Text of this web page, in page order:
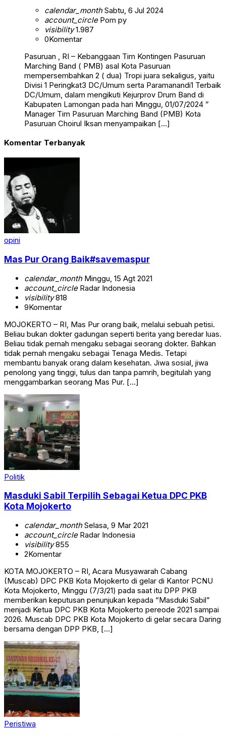
calendar_monthSabtu, 6 Jul 2024
account_circlePom py
visibility1.987
0Komentar
Pasuruan , RI – Kebanggaan Tim Kontingen Pasuruan
Marching Band ( PMB) asal Kota Pasuruan
mempersembahkan 2 ( dua) Tropi juara sekaligus, yaitu
Divisi 1 Peringkat3 DC/Umum serta Paramanandi1 Terbaik
DC/Umum, dalam mengikuti Kejurprov Drum Band di
Kabupaten Lamongan pada hari Minggu, 01/07/2024 ”
Manager Tim Pasuruan Marching Band (PMB) Kota
Pasuruan Choirul Iksan menyampaikan […]
Komentar Terbanyak
opini
Mas Pur Orang Baik#savemaspur
calendar_monthMinggu, 15 Agt 2021
account_circleRadar Indonesia
visibility818
9Komentar
MOJOKERTO – RI, Mas Pur orang baik, melalui sebuah petisi.
Beliau bukan dokter gadungan seperti berita yang beredar luas.
Beliau tidak pernah mengaku sebagai seorang dokter. Bahkan
tidak pernah mengaku sebagai Tenaga Medis. Tetapi
membantu banyak orang dalam kesehatan. Jiwa sosial, jiwa
penolong yang tinggi, tulus dan tanpa pamrih, begitulah yang
menggambarkan seorang Mas Pur. […]
Politik
Masduki Sabil Terpilih Sebagai Ketua DPC PKB
Kota Mojokerto
calendar_monthSelasa, 9 Mar 2021
account_circleRadar Indonesia
visibility855
2Komentar
KOTA MOJOKERTO – RI, Acara Musyawarah Cabang
(Muscab) DPC PKB Kota Mojokerto di gelar di Kantor PCNU
Kota Mojokerto, Minggu (7/3/21) pada saat itu DPP PKB
memberikan keputusan penunjukan kepada “Masduki Sabil”
menjadi Ketua DPC PKB Kota Mojokerto pereode 2021 sampai
2026. Muscab DPC PKB Kota Mojokerto di gelar secara Daring
bersama dengan DPP PKB, […]
Peristiwa